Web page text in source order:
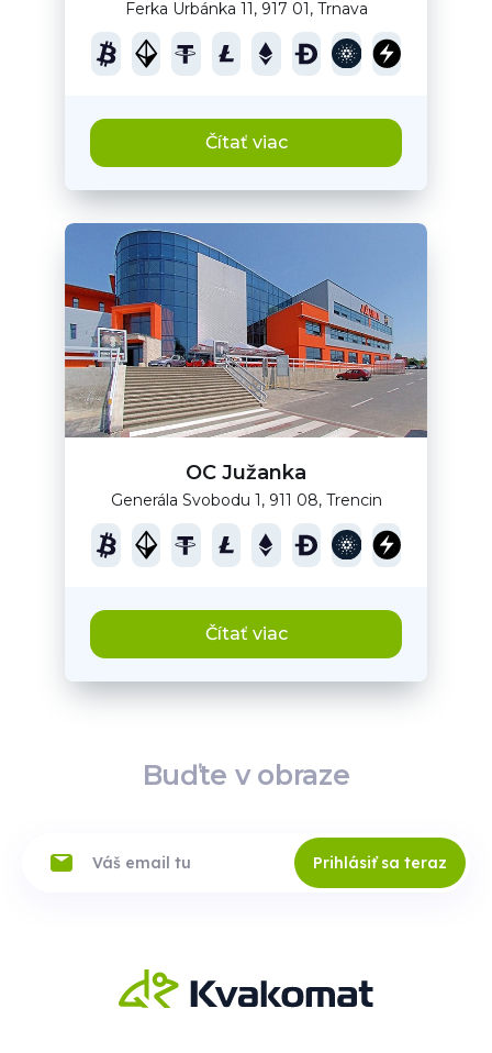
Ferka Urbánka 11, 917 01, Trnava
Čítať viac
OC Južanka
Generála Svobodu 1, 911 08, Trencin
Čítať viac
Buďte v obraze
Prihlásiť sa teraz